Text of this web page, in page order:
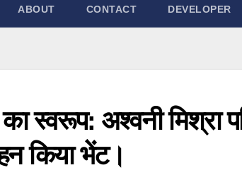
ABOUT CONTACT DEVELOPER
स्वरूप: अश्वनी मिश्रा
किया भेंट।